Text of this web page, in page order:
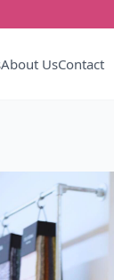
About UsContact